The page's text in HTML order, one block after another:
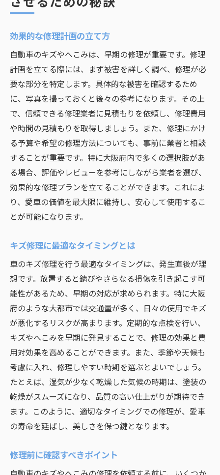
キズへこみ修理で愛車の輝きを取り戻す方法
修理後の塗装の重要性
キズ修理後のメンテナンス方法
愛車の外観を保つためのアドバイス
へこみ修理にかかる時間と費用
大阪府での修理実例紹介
信頼できる自動車修理業者の選び方ガイド
優良業者を見極めるポイント
見積もりで確認すべき項目とは
お客様の声を活用した業者選び
修理業者の技術力を確認する方法
アフターサービスの重要性
大阪府で評判の良い業者リスト
大阪府でのプロフェッショナルな修理を受ける
予約から修理完了までの流れ
プロに依頼するメリット
修理前に準備すべきこと
プロフェッショナルが提供するサービス内
容
大阪府の代表的な修理工場の特徴
プロによる修理の効果を最大限に活かす方
法
自動車キズ修理の効果的な方法とそのメリット
最新の修理技術とその効果
修理がもたらす経済的利点
消費者が知るべき修理技術の進化
効果的な修理計画の立て方
自動車のキズやへこみは、早期の修理が重要です。修理
計画を立てる際には、まず被害を詳しく調べ、修理が必
要な部分を特定します。具体的な被害を確認するため
に、写真を撮っておくと後々の参考になります。その上
で、信頼できる修理業者に見積もりを依頼し、修理費用
や時間の見積もりを取得しましょう。また、修理にかけ
る予算や希望の修理方法についても、事前に業者と相談
することが重要です。特に大阪府内で多くの選択肢があ
る場合、評価やレビューを参考にしながら業者を選び、
効果的な修理プランを立てることができます。これによ
り、愛車の価値を最大限に維持し、安心して使用するこ
とが可能になります。
キズ修理に最適なタイミングとは
車のキズ修理を行う最適なタイミングは、発生直後が理
想です。放置すると錆びやさらなる損傷を引き起こす可
能性があるため、早期の対応が求められます。特に大阪
府のような大都市では交通量が多く、日々の使用でキズ
が悪化するリスクが高まります。定期的な点検を行い、
キズやへこみを早期に発見することで、修理の効果と費
用対効果を高めることができます。また、季節や天候も
考慮に入れ、修理しやすい時期を選ぶとよいでしょう。
たとえば、湿気が少なく乾燥した気候の時期は、塗装の
乾燥がスムーズになり、品質の高い仕上がりが期待でき
ます。このように、適切なタイミングでの修理が、愛車
の寿命を延ばし、美しさを保つ鍵となります。
修理前に確認すべきポイント